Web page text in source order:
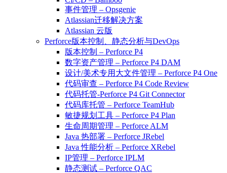
事件管理 – Opsgenie
Atlassian迁移解决方案
Atlassian 云版
Perforce版本控制、静态分析与DevOps
版本控制 – Perforce P4
数字资产管理 – Perforce P4 DAM
设计/美术专用大文件管理 – Perforce P4 One
代码审查 – Perforce P4 Code Review
代码托管-Perforce P4 Git Connector
代码库托管 – Perforce TeamHub
敏捷规划工具 – Perforce P4 Plan
生命周期管理 – Perforce ALM
Java 热部署 – Perforce JRebel
Java 性能分析 – Perforce XRebel
IP管理 – Perforce IPLM
静态测试 – Perforce QAC